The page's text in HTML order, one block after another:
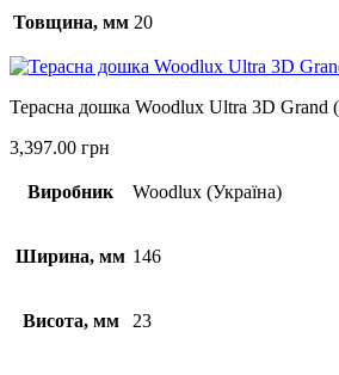
Товщина, мм 20
Терасна дошка Woodlux Ultra 3D Grand
3,397.00 грн
Виробник Woodlux (Україна)
Ширина, мм 146
Висота, мм 23